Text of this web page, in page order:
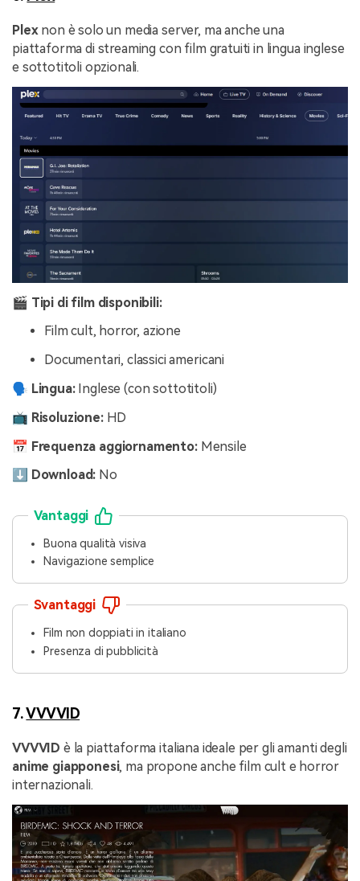
Plexnon è solo un media server, ma anche una
piattaforma di streaming con film gratuiti in lingua inglese
e sottotitoli opzionali.
🎬 Tipi di film disponibili:
Film cult, horror, azione
Documentari, classici americani
🗣️ Lingua:Inglese (con sottotitoli)
📺 Risoluzione:HD
📅 Frequenza aggiornamento:Mensile
⬇️ Download: No
Vantaggi
Buona qualità visiva
Navigazione semplice
Svantaggi
Film non doppiati in italiano
Presenza di pubblicità
7.VVVVID
VVVVID è la piattaforma italiana ideale per gli amanti degli
anime giapponesi, ma propone anche film cult e horror
internazionali.